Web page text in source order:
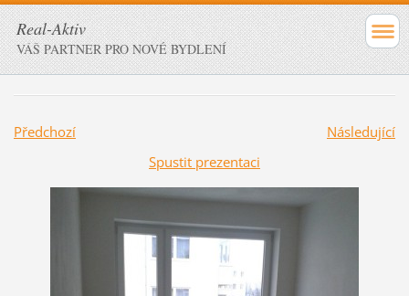
Real-Aktiv
VÁŠ PARTNER PRO NOVÉ BYDLENÍ
Předchozí
Následující
Spustit prezentaci